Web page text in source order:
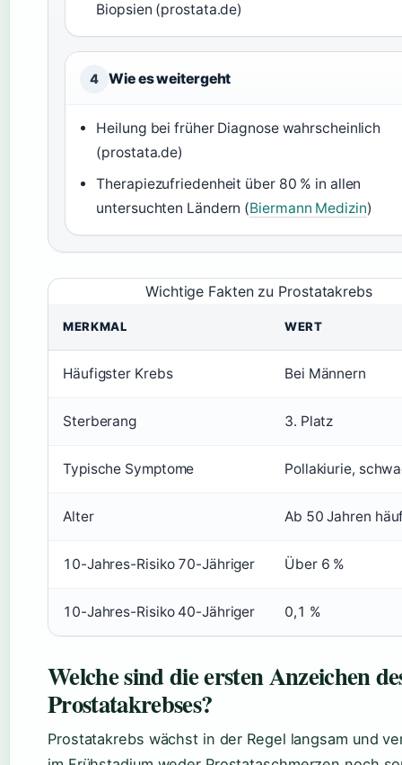
Biopsien (prostata.de)
4 Wie es weitergeht
Heilung bei früher Diagnose wahrscheinlich
(prostata.de)
Therapiezufriedenheit über 80 % in allen
untersuchten Ländern (Biermann Medizin)
Wichtige Fakten zu Prostatakrebs
MERKMAL WERT
Häufigster Krebs Bei Männern
Sterberang 3. Platz
Typische Symptome Pollakiurie,
Alter Ab 50 Jahren
10-Jahres-Risiko 70-Jähriger Über 6 %
10-Jahres-Risiko 40-Jähriger 0,1 %
Welche sind die ersten Anzeichen
Prostatakrebses?
Prostatakrebs wächst in der Regel langsam und